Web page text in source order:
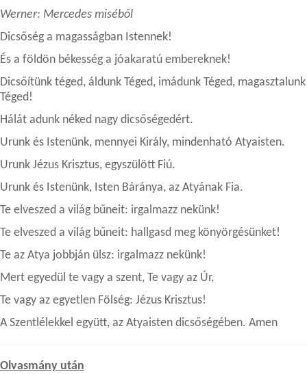
Werner: Mercedes miséből
Dicsőség a magasságban Istennek!
És a földön békesség a jóakaratú embereknek!
Dicsőítünk téged, áldunk Téged, imádunk Téged, magasztalunk
Téged!
Hálát adunk néked nagy dicsőségedért.
Urunk és Istenünk, mennyei Király, mindenható Atyaisten.
Urunk Jézus Krisztus, egyszülött Fiú.
Urunk és Istenünk, Isten Báránya, az Atyának Fia.
Te elveszed a világ bűneit: irgalmazz nekünk!
Te elveszed a világ bűneit: hallgasd meg könyörgésünket!
Te az Atya jobbján ülsz: irgalmazz nekünk!
Mert egyedül te vagy a szent, Te vagy az Úr,
Te vagy az egyetlen Fölség: Jézus Krisztus!
A Szentlélekkel együtt, az Atyaisten dicsőségében. Amen
Olvasmány után